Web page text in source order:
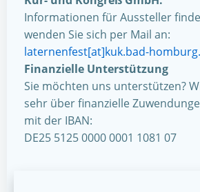
Informationen für Aussteller
wenden Sie sich per Mail an:
laternenfest[at]kuk.bad-
Finanzielle Unterstützung
Sie möchten uns unterstützen?
sehr über finanzielle
mit der IBAN:
DE25 5125 0000 0001 1081 07